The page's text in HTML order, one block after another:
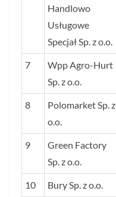
Handlowo
Usługowe
Specjał Sp. z o.o.
7
Wpp Agro-Hurt
Sp. z o.o.
8
Polomarket Sp. z
o.o.
9
Green Factory
Sp. z o.o.
10 Bury Sp. z o.o.